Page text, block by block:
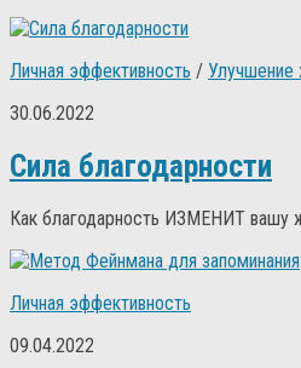
Личная эффективность / Улучшение
30.06.2022
Сила благодарности
Как благодарность ИЗМЕНИТ вашу
Личная эффективность
09.04.2022